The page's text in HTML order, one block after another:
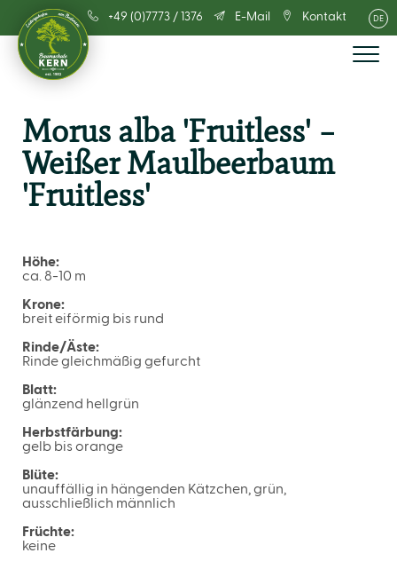
+49 (0)7773 / 1376 E-Mail Kontakt DE
Morus alba 'Fruitless' –
Weißer Maulbeerbaum
'Fruitless'
Höhe:
ca. 8-10 m
Krone:
breit eiförmig bis rund
Rinde/Äste:
Rinde gleichmäßig gefurcht
Blatt:
glänzend hellgrün
Herbstfärbung:
gelb bis orange
Blüte:
unauffällig in hängenden Kätzchen, grün,
ausschließlich männlich
Früchte:
keine